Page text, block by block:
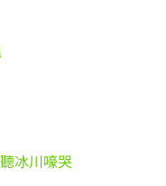
冰川嚎哭